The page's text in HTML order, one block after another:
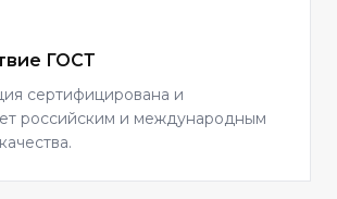
ГОСТ
сертифицирована и
российским и международным